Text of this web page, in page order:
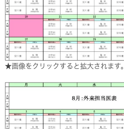
★画像をクリックすると拡大されます。